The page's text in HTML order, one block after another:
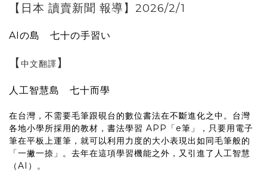
【日本 讀賣新聞 報導】2026/2/1
AIの島 七十の手習い
【 中文翻譯 】
人工智慧島 七十而學
在台灣，不需要毛筆跟硯台的數位書法在不斷進化之中。台灣
各地小學所採用的教材，書法學習 APP「e筆」，只要用電子
筆在平板上運筆，就可以利用力度的大小表現出如同毛筆般的
「一撇一捺」。去年在這項學習機能之外，又引進了人工智慧
（AI）。